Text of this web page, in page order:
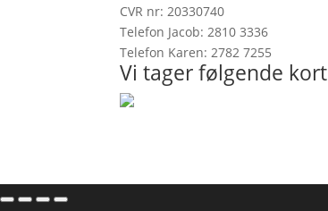
CVR nr: 20330740
Telefon Jacob: 2810 3336
Telefon Karen: 2782 7255
Vi tager følgende kort